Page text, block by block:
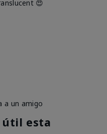
😍
a un amigo
útil esta